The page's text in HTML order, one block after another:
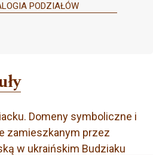
PODZIAŁÓW
Domeny symboliczne i
zamieszkanym przez
w ukraińskim Budziaku